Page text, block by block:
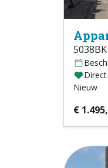
Nieuw
€